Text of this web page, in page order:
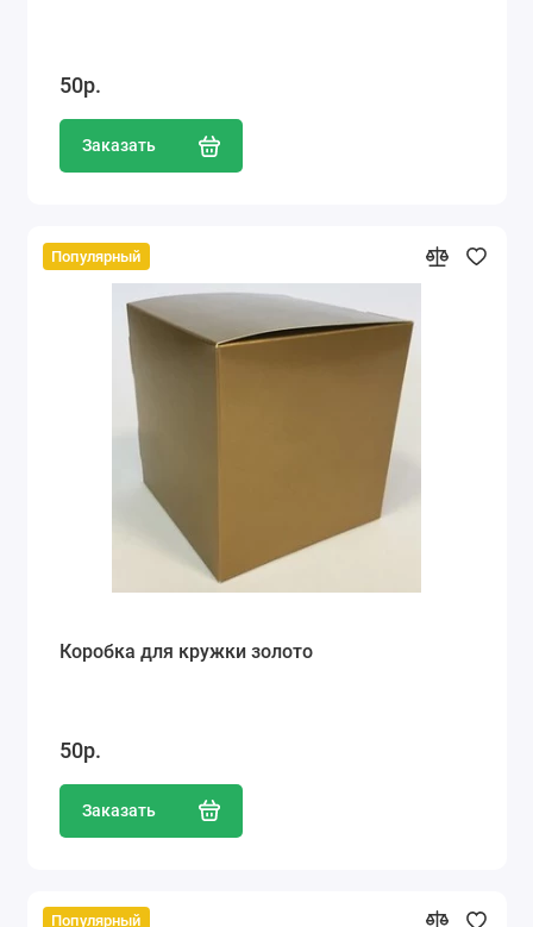
50р.
Заказать
Популярный
Коробка для кружки золото
50р.
Заказать
Популярный